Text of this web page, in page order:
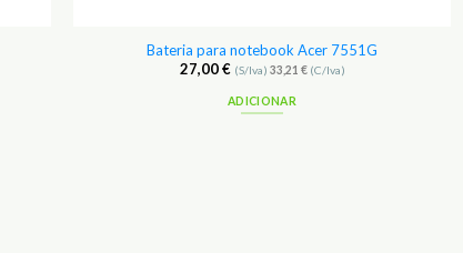
Bateria para notebook Acer 7551G
27,00€ (S/Iva) 33,21 €(C/Iva)
ADICIONAR